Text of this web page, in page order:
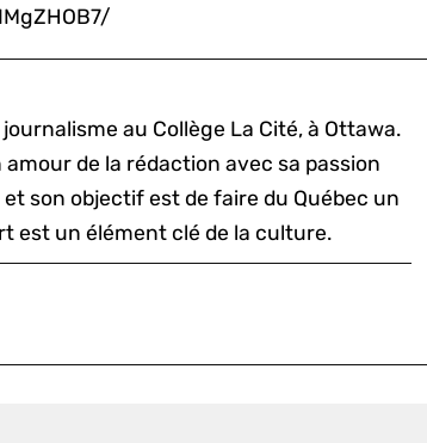
au Collège La Cité, à Ottawa.
amour de la rédaction avec sa passion
son objectif est de faire du Québec un
est un élément clé de la culture.